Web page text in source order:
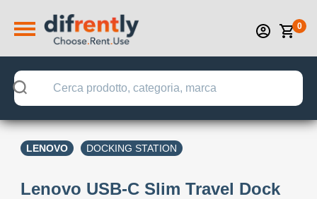
0
LENOVO DOCKING STATION
Lenovo USB-C Slim Travel Dock